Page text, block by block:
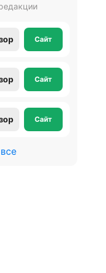
Сайт
Сайт
Сайт